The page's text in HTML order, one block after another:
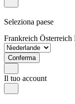
Seleziona paese
Frankreich Österreich
Conferma
Il tuo account